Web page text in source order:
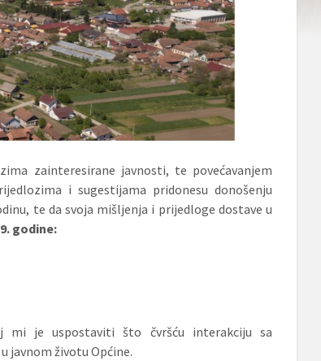
zainteresirane javnosti, te povećavanjem
i sugestijama pridonesu donošenju
te da svoja mišljenja i prijedloge dostave u
godine:
mi je uspostaviti što čvršću interakciju sa
javnom životu Općine.